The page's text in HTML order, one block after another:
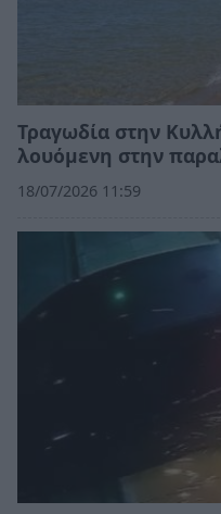
Τραγωδία στην
λουόμενη στην
18/07/2026 11:59